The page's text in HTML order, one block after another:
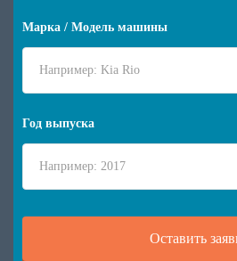
Марка / Модель машины
Год выпуска